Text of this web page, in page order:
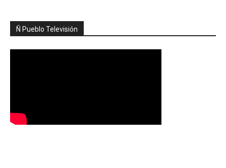
Ñ Pueblo Televisión